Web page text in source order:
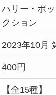
ハリー・ポ
クション
2023年10月
400円
【全15種】